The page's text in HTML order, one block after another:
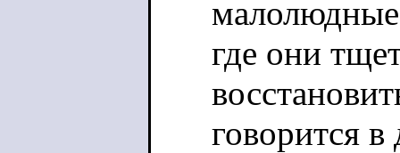
где они
говорится